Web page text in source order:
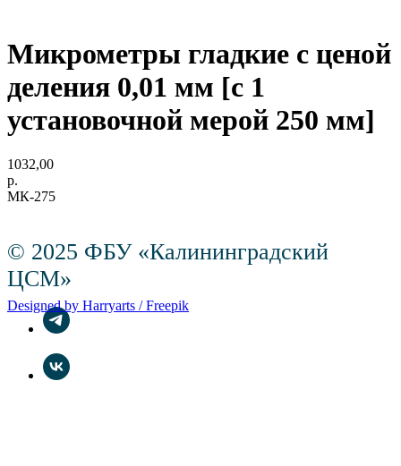
Микрометры гладкие с ценой
деления 0,01 мм [с 1
установочной мерой 250 мм]
1032,00
р.
МК-275
© 2025 ФБУ «Калининградский
ЦСМ»
Designed by Harryarts / Freepik